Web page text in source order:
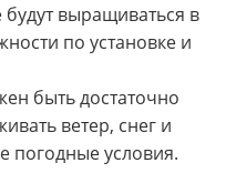
выращиваться в
по установке и
быть достаточно
ветер, снег и
погодные условия.